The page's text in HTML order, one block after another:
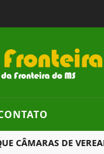
CÂMARAS DE